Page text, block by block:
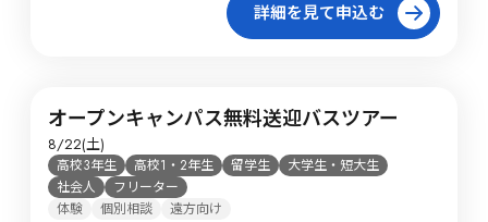
詳細を見て申込む
オープンキャンパス無料送迎バスツアー
8/22(土)
高校3年生 高校1・2年生 留学生
大学生・短大生
社会人
フリーター
体験
個別相談 遠方向け